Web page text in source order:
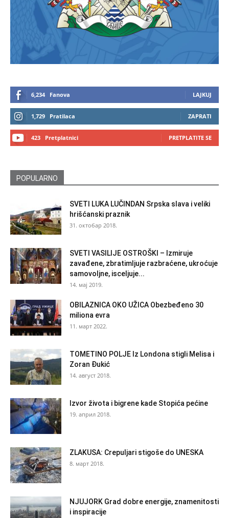
6,234 Fanova LAJKUJ
1,729 Pratilaca ZAPRATI
423 Pretplatnici PRETPLATITE SE
POPULARNO
SVETI LUKA LUČINDAN Srpska slava i veliki
hrišćanski praznik
31. октобар 2018.
SVETI VASILIJE OSTROŠKI – Izmiruje
zavađene, zbratimljuje razbraćene, ukroćuje
samovoljne, isceljuje...
14. мај 2019.
OBILAZNICA OKO UŽICA Obezbeđeno 30
miliona evra
11. март 2022.
TOMETINO POLJE Iz Londona stigli Melisa i
Zoran Đukić
14. август 2018.
Izvor života i bigrene kade Stopića pećine
19. април 2018.
ZLAKUSA: Crepuljari stigoše do UNESKA
8. март 2018.
NJUJORK Grad dobre energije, znamenitosti
i inspiracije